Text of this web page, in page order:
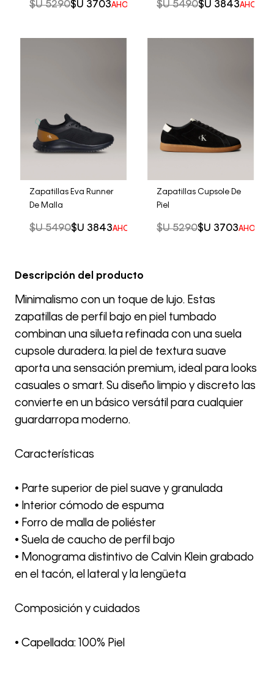
$U 5290$U 3703AHORRO DEL30%
$U 5490$U 3843
Zapatillas Eva Runner
De Malla
$U 5490$U 3843AHORRO DEL30%
Zapatillas Cupsole De
Piel
$U 5290$U 3703AHORRO
Descripción del producto
Minimalismo con un toque de lujo. Estas
zapatillas de perfil bajo en piel tumbado
combinan una silueta refinada con una suela
cupsole duradera. la piel de textura suave
aporta una sensación premium, ideal para looks
casuales o smart. Su diseño limpio y discreto las
convierte en un básico versátil para cualquier
guardarropa moderno.
Características
• Parte superior de piel suave y granulada
• Interior cómodo de espuma
• Forro de malla de poliéster
• Suela de caucho de perfil bajo
• Monograma distintivo de Calvin Klein grabado
en el tacón, el lateral y la lengüeta
Composición y cuidados
• Capellada: 100% Piel